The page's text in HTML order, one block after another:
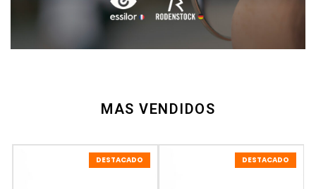
MAS VENDIDOS
DESTACADO DESTACADO